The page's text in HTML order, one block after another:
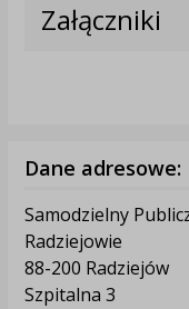
Załączniki
Dane adresowe:
Samodzielny
Radziejowie
88-200 Radziejów
Szpitalna 3